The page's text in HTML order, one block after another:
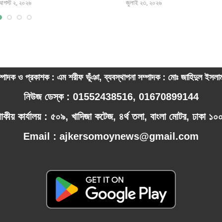
২, ২০২৬ জুলাই ২৩, ২০২৬
ও প্রকাশক : এম শরীফ ভূঁঞা, ব্যবস্থাপনা সম্পাদক : মোঃ জাহিদুল
নিউজ ডেস্ক : 01552438516, 01670899144
কার্যালয় : ৫০৯, খাদিজা কটেজ, ৪র্থ তলা, বাংলা মোটর, ঢাকা
Email : ajkersomoynews@gmail.com